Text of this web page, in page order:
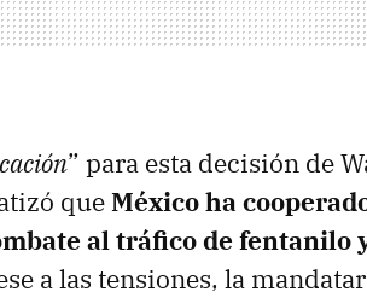
” para esta decisión de
queMéxico ha
al tráfico de fentanilo
a las tensiones, la